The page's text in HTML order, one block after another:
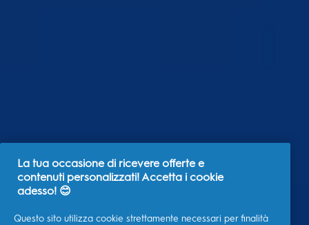
La tua occasione di ricevere offerte e
contenuti personalizzati! Accetta i cookie
adesso! 😊
Questo sito utilizza cookie strettamente necessari per finalità